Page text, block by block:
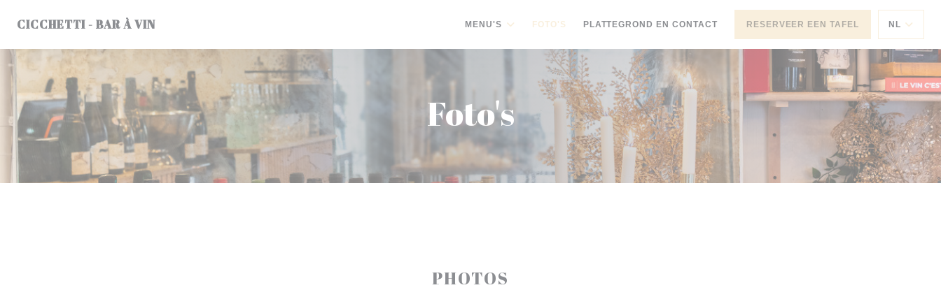
CICCHETTI - BAR À VIN MENU'S FOTO'S PLATTEGROND EN CONTACT RESERVEER EEN TAFEL NL
Foto's
PHOTOS